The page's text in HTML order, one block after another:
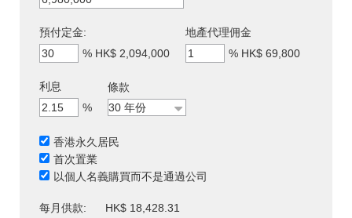
預付定金:
% HK$ 2,094,000
地產代理佣金
% HK$ 69,800
利息
%
條款
香港永久居民
首次置業
以個人名義購買而不是通過公司
每月供款:
HK$ 18,428.31